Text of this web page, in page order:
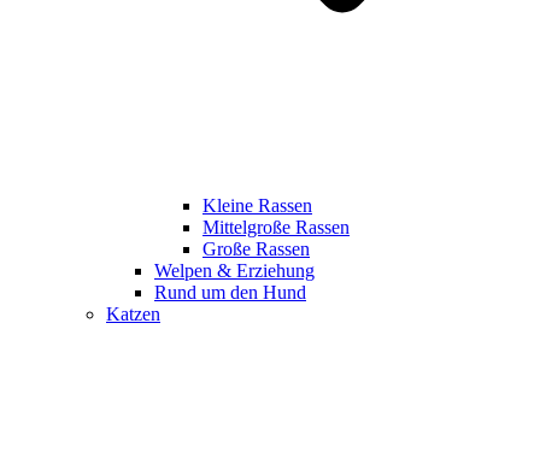
Kleine Rassen
Mittelgroße Rassen
Große Rassen
Welpen & Erziehung
Rund um den Hund
Katzen